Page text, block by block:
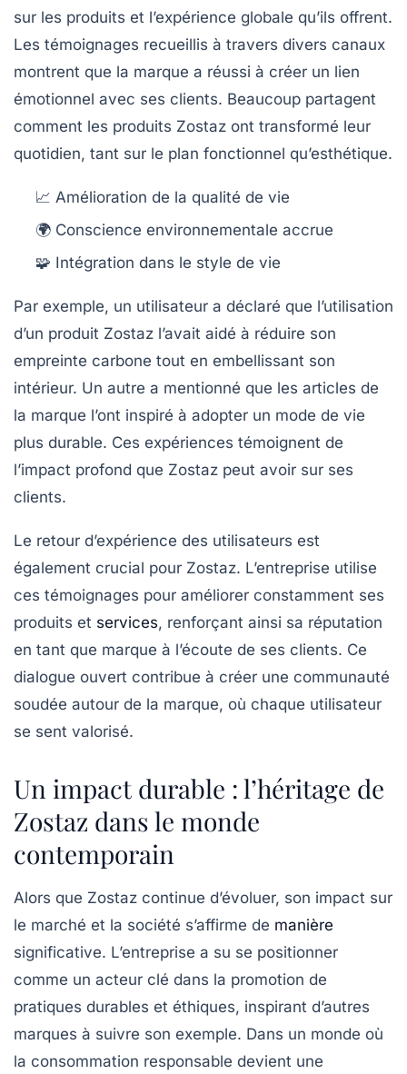
sur les produits et l’expérience globale qu’ils offrent.
Les témoignages recueillis à travers divers canaux
montrent que la marque a réussi à créer un lien
émotionnel avec ses clients. Beaucoup partagent
comment les produits Zostaz ont transformé leur
quotidien, tant sur le plan fonctionnel qu’esthétique.
📈 Amélioration de la qualité de vie
🌍 Conscience environnementale accrue
🧩 Intégration dans le style de vie
Par exemple, un utilisateur a déclaré que l’utilisation
d’un produit Zostaz l’avait aidé à réduire son
empreinte carbone tout en embellissant son
intérieur. Un autre a mentionné que les articles de
la marque l’ont inspiré à adopter un mode de vie
plus durable. Ces expériences témoignent de
l’impact profond que Zostaz peut avoir sur ses
clients.
Le retour d’expérience des utilisateurs est
également crucial pour Zostaz. L’entreprise utilise
ces témoignages pour améliorer constamment ses
produits et services, renforçant ainsi sa réputation
en tant que marque à l’écoute de ses clients. Ce
dialogue ouvert contribue à créer une communauté
soudée autour de la marque, où chaque utilisateur
se sent valorisé.
Un impact durable : l’héritage de
Zostaz dans le monde
contemporain
Alors que Zostaz continue d’évoluer, son impact sur
le marché et la société s’affirme de manière
significative. L’entreprise a su se positionner
comme un acteur clé dans la promotion de
pratiques durables et éthiques, inspirant d’autres
marques à suivre son exemple. Dans un monde où
la consommation responsable devient une